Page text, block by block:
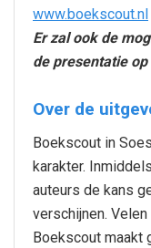
www.boekscout.nl
Er zal ook de
de presentatie
Over de
Boekscout in
karakter.
auteurs de kans
verschijnen.
Boekscout maakt